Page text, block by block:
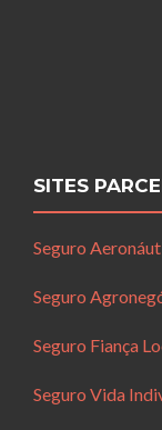
SITES
Seguro
Seguro
Seguro Fiança
Seguro Vida